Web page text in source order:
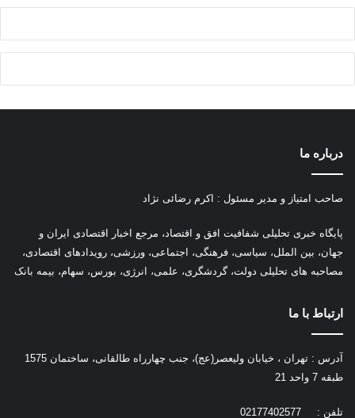
درباره ما
صاحب امتیاز و مدیر مسئول : اکرم رضائی نژاد
پایگاه خبری تحلیلی شفافیت افق و اقتصاد، مرجع اخبار اقتصادی ایران و
جهان، بین الملل، سیاسی، فرهنگی، اجتماعی، ورزشی، رویدادهای اقتصادی،
مصاحبه های تحلیلی دولت، گردشگری، علمی، انرژی، بورس، سهام، بیمه بانک
ارتباط با ما
آدرس : تهران ، خیابان ولیعصر(عج)، جنب چهارراه طالقانی، ساختمان 1575
طبقه 7 واحد 21
تلفن : 02177402577